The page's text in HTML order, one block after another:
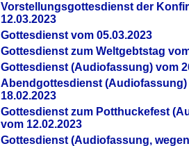
Vorstellungsgottesdienst der
12.03.2023
Gottesdienst vom 05.03.2023
Gottesdienst zum Weltgebtstag
Gottesdienst (Audiofassung) vom
Abendgottesdienst (Audiofassung)
18.02.2023
Gottesdienst zum Potthuckefest
vom 12.02.2023
Gottesdienst (Audiofassung,